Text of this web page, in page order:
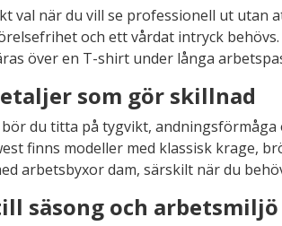
val när du vill se professionell ut utan
och ett vårdat intryck
över en T-shirt under långa
som gör skillnad
du titta på tygvikt,
finns modeller med klassisk krage,
arbetsbyxor dam, särskilt när du
säsong och arbetsmiljö